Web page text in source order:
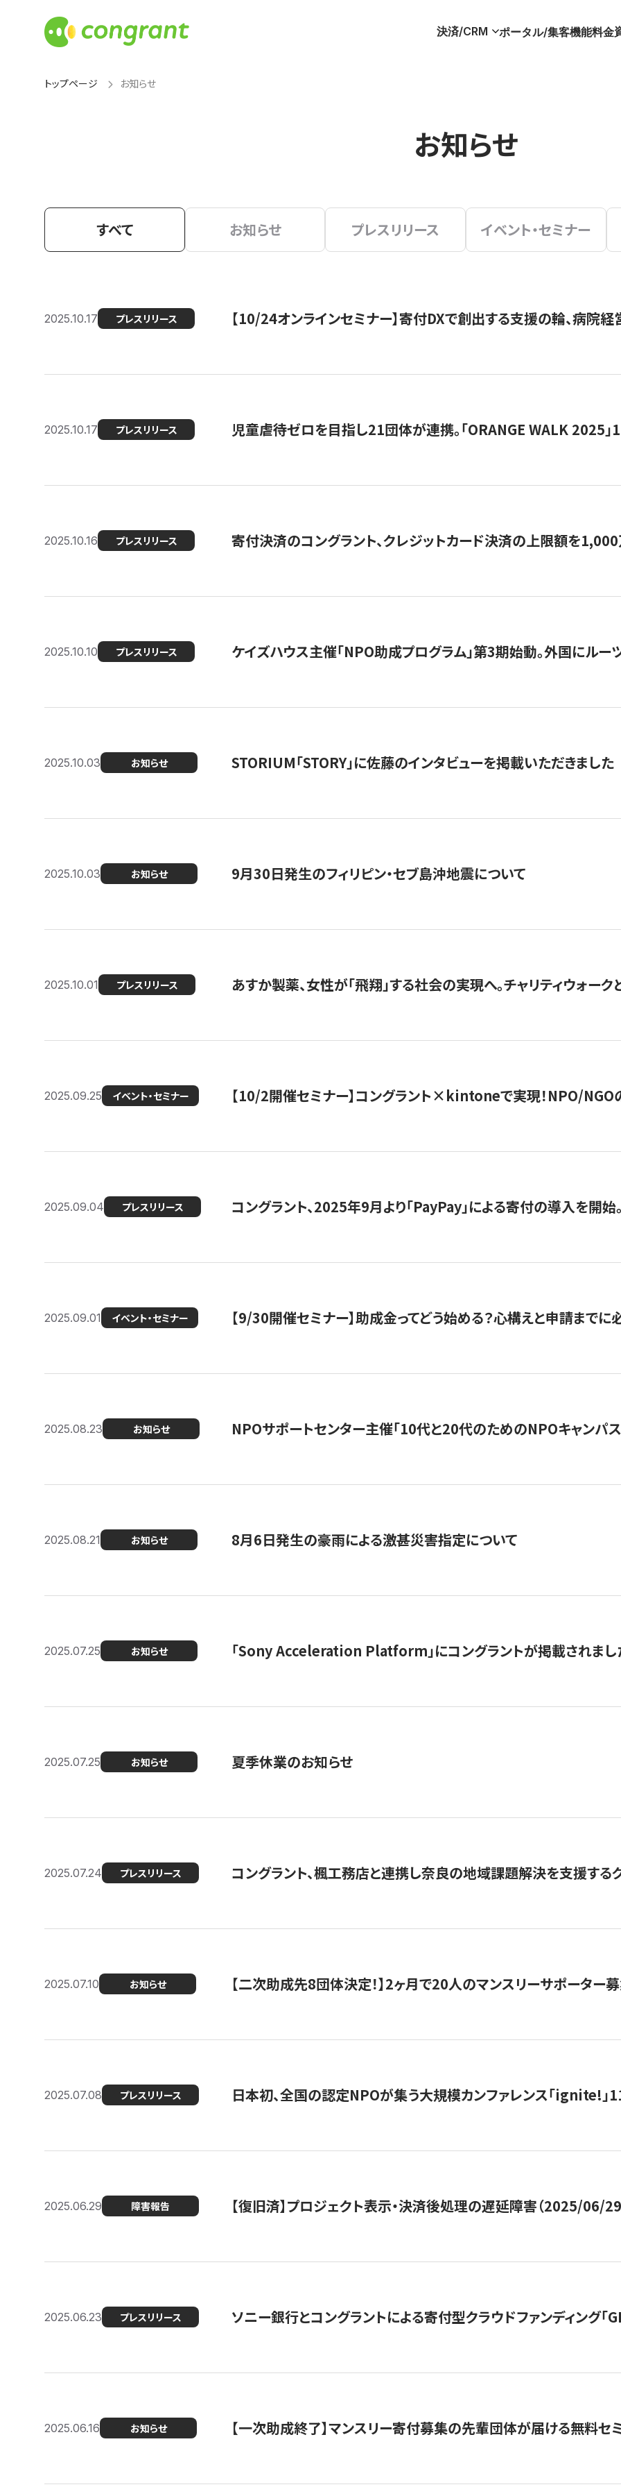
決済/CRM ポータル/集客機能料金
トップページ お知らせ
お知らせ
すべて お知らせ プレスリリース イベント・セミナー
2025.10.17 プレスリリース 【10/24オンラインセミナー】寄付DXで創出する支援の輪、病院
2025.10.17 プレスリリース 児童虐待ゼロを目指し21団体が連携。「ORANGE WALK 2025」
2025.10.16 プレスリリース 寄付決済のコングラント、クレジットカード決済の上限額を
2025.10.10 プレスリリース ケイズハウス主催「NPO助成プログラム」第3期始動。外国にル
2025.10.03 お知らせ STORIUM「STORY」に佐藤のインタビューを掲載いただきました
2025.10.03 お知らせ 9月30日発生のフィリピン・セブ島沖地震について
2025.10.01 プレスリリース あすか製薬、女性が「飛翔」する社会の実現へ。チャリティウォー
2025.09.25 イベント・セミナー 【10/2開催セミナー】コングラント×kintoneで実現！NPO/NGO
2025.09.04 プレスリリース コングラント、2025年9月より「PayPay」による寄付の導入を開始
2025.09.01 イベント・セミナー 【9/30開催セミナー】助成金ってどう始める？心構えと申請まで
2025.08.23 お知らせ NPOサポートセンター主催「10代と20代のためのNPOキャンパ
2025.08.21 お知らせ 8月6日発生の豪雨による激甚災害指定について
2025.07.25 お知らせ 「Sony Acceleration Platform」にコングラントが掲載されまし
2025.07.25 お知らせ 夏季休業のお知らせ
2025.07.24 プレスリリース コングラント、楓工務店と連携し奈良の地域課題解決を支援する
2025.07.10 お知らせ 【二次助成先8団体決定！】2ヶ月で20人のマンスリーサポーター
2025.07.08 プレスリリース 日本初、全国の認定NPOが集う大規模カンファレンス「ignite!」
2025.06.29 障害報告 【復旧済】プロジェクト表示・決済後処理の遅延障害（2025/06/29
2025.06.23 プレスリリース ソニー銀行とコングラントによる寄付型クラウドファンディング
2025.06.16 お知らせ 【一次助成終了】マンスリー寄付募集の先輩団体が届ける無料セ